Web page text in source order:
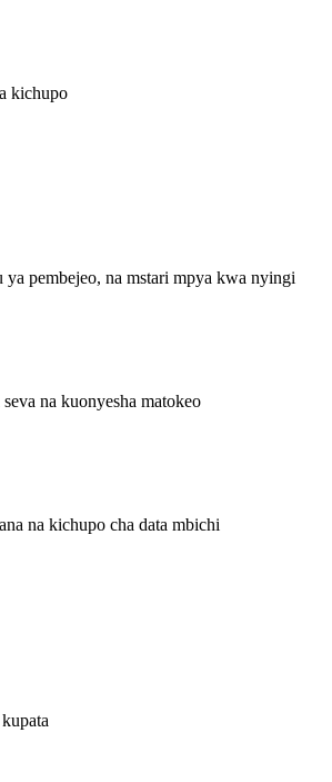
kichupo
pembejeo, na mstari mpya kwa nyingi
na kuonyesha matokeo
na kichupo cha data mbichi